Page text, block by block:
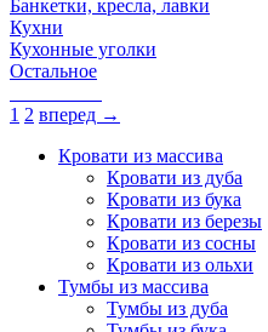
Банкетки, кресла, лавки
Кухни
Кухонные уголки
Остальное
1 2 вперед →
Кровати из массива
Кровати из дуба
Кровати из бука
Кровати из березы
Кровати из сосны
Кровати из ольхи
Тумбы из массива
Тумбы из дуба